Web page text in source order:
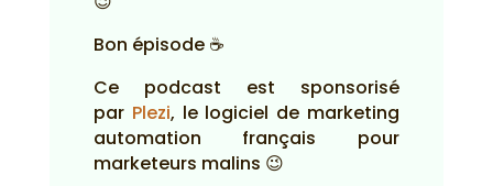
Bon épisode ☕
Ce podcast est sponsorisé
par Plezi, le logiciel de marketing
automation français pour
marketeurs malins 😉